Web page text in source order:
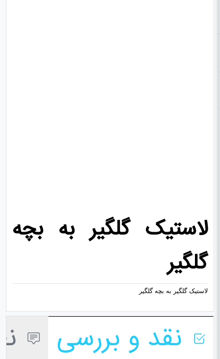
لاستیک گلگیر به بچه
گلگیر
لاستیک گلگیر به بچه گلگیر
نقد و بررسی